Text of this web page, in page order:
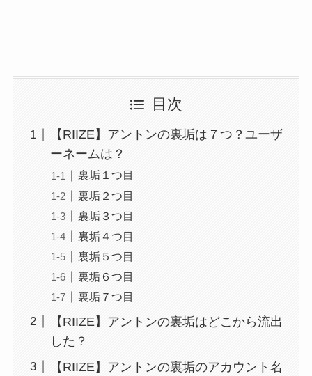
目次
【RIIZE】アントンの裏垢は７つ？ユーザ
ーネームは？
裏垢１つ目
裏垢２つ目
裏垢３つ目
裏垢４つ目
裏垢５つ目
裏垢６つ目
裏垢７つ目
【RIIZE】アントンの裏垢はどこから流出
した？
【RIIZE】アントンの裏垢のアカウント名